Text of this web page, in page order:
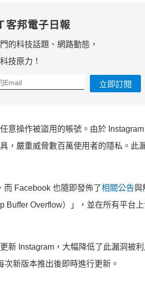
客邦電子日報
的科技話題、網路動態，
技原力！
立即訂閱
意操作被盜用的帳號。由於
，嚴重威脅數百萬使用者的隱私。此
Facebook 也隨即發佈了相關公告與
Buffer Overflow）」，並在所有平台
新 Instagram，大幅降低了此漏洞被利
新版本推出後即時進行更新。